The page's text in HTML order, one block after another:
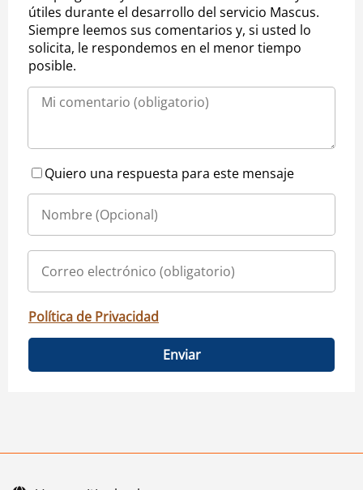
útiles durante el desarrollo del servicio Mascus.
Siempre leemos sus comentarios y, si usted lo
solicita, le respondemos en el menor tiempo
posible.
Quiero una respuesta para este mensaje
Política de Privacidad
Enviar